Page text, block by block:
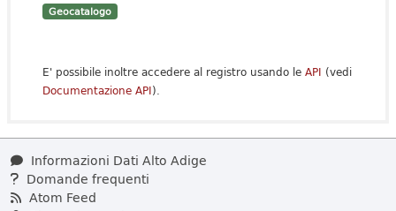
Geocatalogo
E' possibile inoltre accedere al registro usando le API (vedi
Documentazione API).
Informazioni Dati Alto Adige
Domande frequenti
Atom Feed